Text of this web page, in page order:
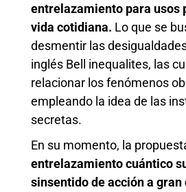
entrelazamiento para usos
vida cotidiana. Lo que se
desmentir las
inglés Bell inequalites, las
relacionar los fenómenos
empleando la idea de las
secretas.
En su momento, la
entrelazamiento cuántico
sinsentido de acción a gran